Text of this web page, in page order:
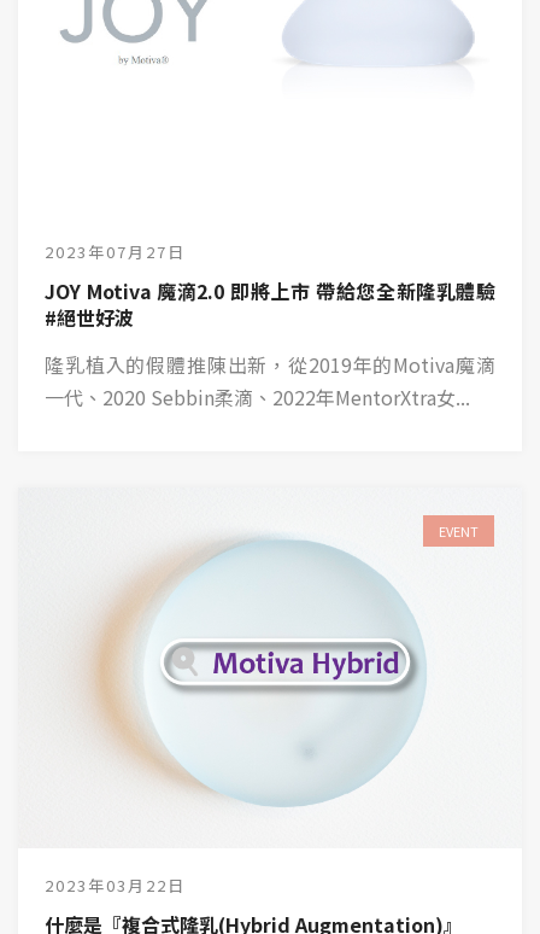
2023年07月27日
JOY Motiva 魔滴2.0 即將上市 帶給您全新隆乳體驗
#絕世好波
隆乳植入的假體推陳出新，從2019年的Motiva魔滴
一代、2020 Sebbin柔滴、2022年MentorXtra女...
EVENT
2023年03月22日
什麼是『複合式隆乳(Hybrid Augmentation)』